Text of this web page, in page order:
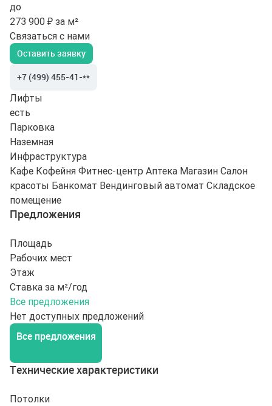
до
273 900 ₽ за м²
Связаться с нами
Оставить заявку
+7 (499) 455-41-**
Лифты
есть
Парковка
Наземная
Инфраструктура
Кафе Кофейня Фитнес-центр Аптека Магазин Салон
красоты Банкомат Вендинговый автомат Складское
помещение
Предложения
Площадь
Рабочих мест
Этаж
Ставка за м²/год
Все предложения
Нет доступных предложений
Все предложения
Технические характеристики
Потолки